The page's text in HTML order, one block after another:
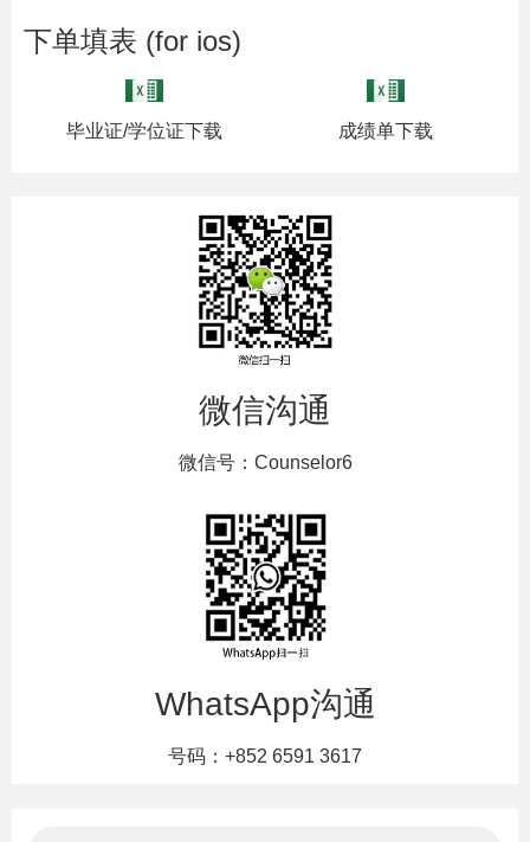
下单填表 (for ios)
毕业证/学位证下载 成绩单下载
微信沟通
微信号：Counselor6
WhatsApp沟通
号码：+852 6591 3617